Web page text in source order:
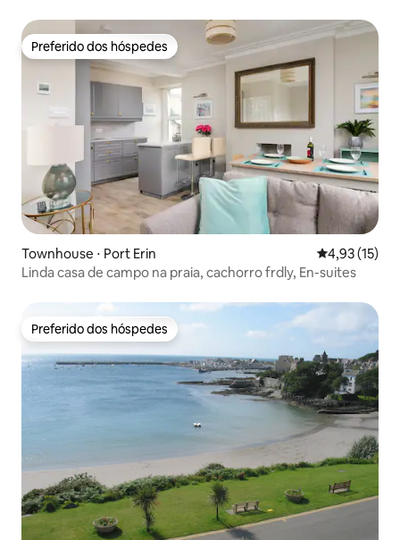
Preferido dos hóspedes
Preferido dos hóspedes
Townhouse ⋅ Port Erin 4,93 de uma
4,93 (15)
Linda casa de campo na praia, cachorro frdly, En-suites
Preferido dos hóspedes
Preferido dos hóspedes